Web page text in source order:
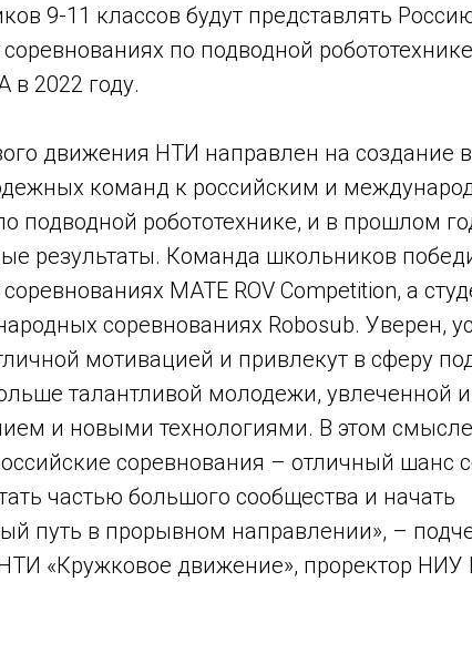
9-11 классов будут представлять
по подводной робототехнике
в 2022 году.
движения НТИ направлен на создание
команд к российским и
подводной робототехнике, и в прошлом
результаты. Команда школьников
MATE ROV Competition, а
соревнованиях Robosub. Уверен,
мотивацией и привлекут в сферу
талантливой молодежи, увлеченной
и новыми технологиями. В этом
соревнования – отличный шанс
частью большого сообщества и начать
путь в прорывном направлении», –
«Кружковое движение», проректор